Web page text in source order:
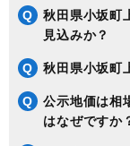
Q
秋田県小坂町
見込みか？
Q 秋田県小坂町
Q
公示地価は相
はなぜですか